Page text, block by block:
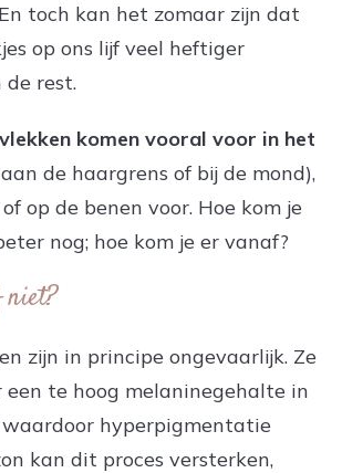
toch kan het zomaar zijn dat
op ons lijf veel heftiger
de rest.
komen vooral voor in het
de haargrens of bij de mond),
op de benen voor. Hoe kom je
nog; hoe kom je er vanaf?
zijn in principe ongevaarlijk. Ze
te hoog melaninegehalte in
hyperpigmentatie
kan dit proces versterken,